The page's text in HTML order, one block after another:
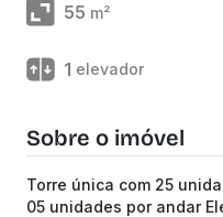
55 m²
1 elevador
Sobre o imóvel
Torre única com 25
05 unidades por andar